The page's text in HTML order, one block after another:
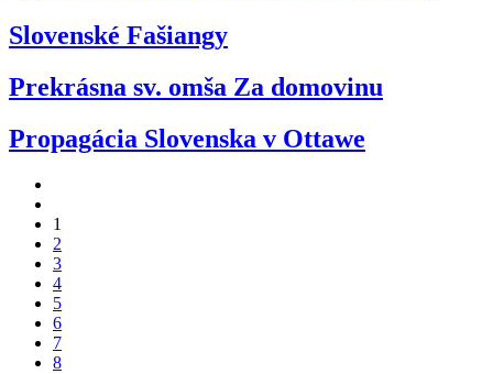
Slovenské Fašiangy
Prekrásna sv. omša Za domovinu
Propagácia Slovenska v Ottawe
1
2
3
4
5
6
7
8